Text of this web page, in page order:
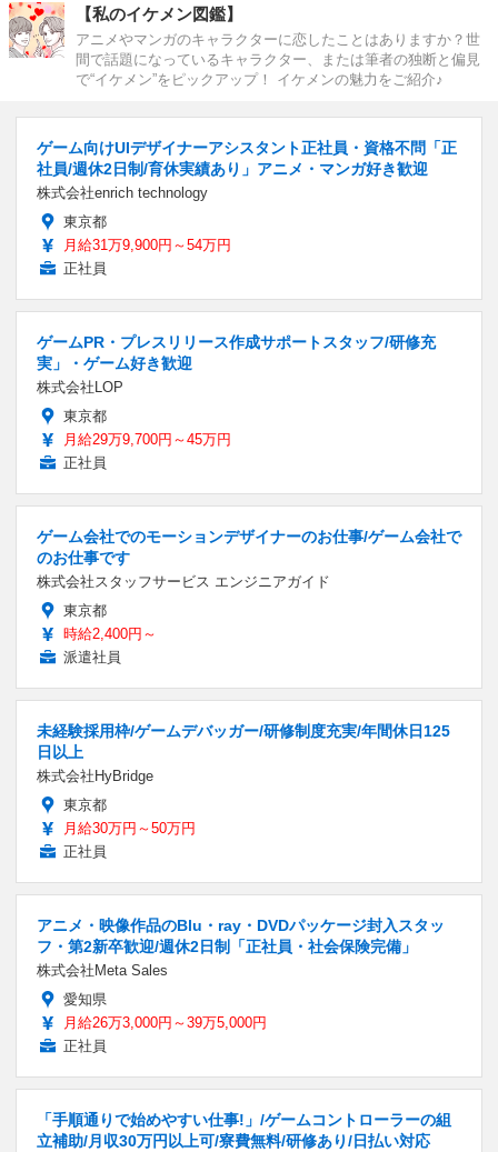
【私のイケメン図鑑】
アニメやマンガのキャラクターに恋したことはありますか？世
間で話題になっているキャラクター、または筆者の独断と偏見
で“イケメン”をピックアップ！ イケメンの魅力をご紹介♪
ゲーム向けUIデザイナーアシスタント正社員・資格不問「正
社員/週休2日制/育休実績あり」アニメ・マンガ好き歓迎
株式会社enrich technology
東京都
月給31万9,900円～54万円
正社員
ゲームPR・プレスリリース作成サポートスタッフ/研修充
実」・ゲーム好き歓迎
株式会社LOP
東京都
月給29万9,700円～45万円
正社員
ゲーム会社でのモーションデザイナーのお仕事/ゲーム会社で
のお仕事です
株式会社スタッフサービス エンジニアガイド
東京都
時給2,400円～
派遣社員
未経験採用枠/ゲームデバッガー/研修制度充実/年間休日125
日以上
株式会社HyBridge
東京都
月給30万円～50万円
正社員
アニメ・映像作品のBlu・ray・DVDパッケージ封入スタッ
フ・第2新卒歓迎/週休2日制「正社員・社会保険完備」
株式会社Meta Sales
愛知県
月給26万3,000円～39万5,000円
正社員
「手順通りで始めやすい仕事!」/ゲームコントローラーの組
立補助/月収30万円以上可/寮費無料/研修あり/日払い対応